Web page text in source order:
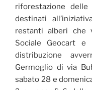
riforestazione
destinati
restanti alberi che
Sociale Geocart
distribuzione
Germoglio di via
sabato 28 e